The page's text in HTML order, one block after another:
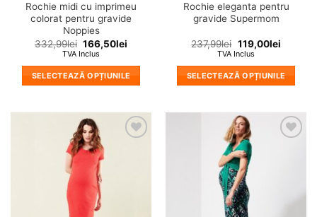
Rochie midi cu imprimeu
colorat pentru gravide
Noppies
332,99lei 166,50lei
TVA Inclus
SELECTEAZĂ OPȚIUNILE
are
mai
multe
variații.
Opțiunile
Rochie eleganta pentru
gravide Supermom
237,99lei 119,00lei
TVA Inclus
SELECTEAZĂ OPȚIUNILE
are
mai
multe
variații.
Opțiunile
pot
fi